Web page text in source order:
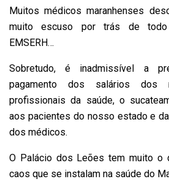
Muitos médicos maranhenses
muito escuso por trás de
EMSERH…
Sobretudo, é inadmissível a
pagamento dos salários dos
profissionais da saúde, o
aos pacientes do nosso estado e
dos médicos.
O Palácio dos Leões tem muito o
caos que se instalam na saúde do